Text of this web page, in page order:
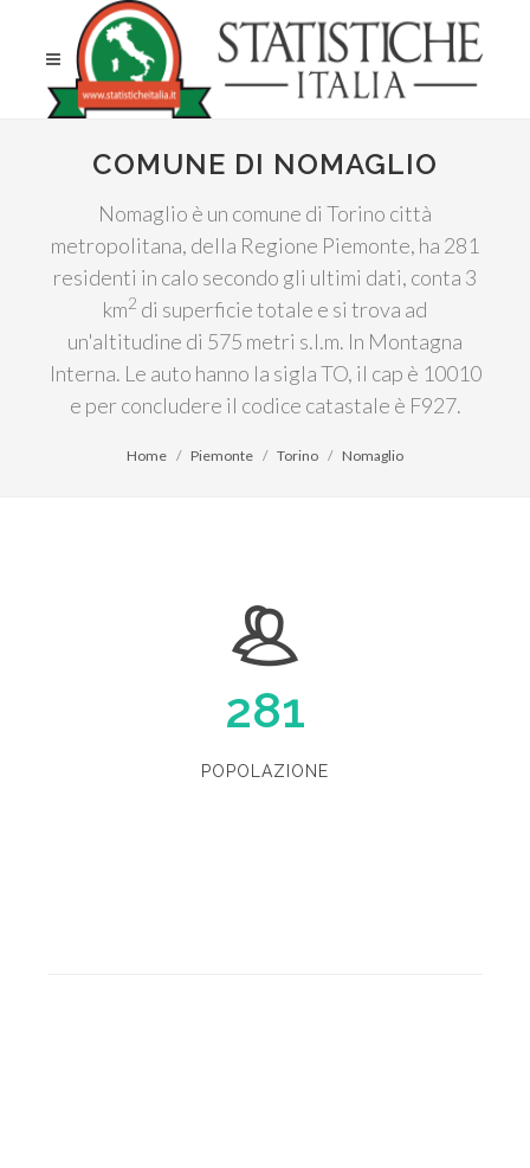
COMUNE DI NOMAGLIO
Nomaglio è un comune di Torino città
metropolitana, della Regione Piemonte, ha 281
residenti in calo secondo gli ultimi dati, conta 3
km2 di superficie totale e si trova ad
un'altitudine di 575 metri s.l.m. In Montagna
Interna. Le auto hanno la sigla TO, il cap è 10010
e per concludere il codice catastale è F927.
Home Piemonte Torino Nomaglio
281
POPOLAZIONE